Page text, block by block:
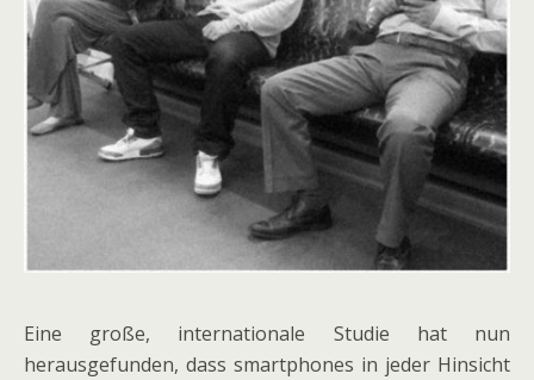
Eine große, internationale Studie hat nun
herausgefunden, dass smartphones in jeder Hinsicht